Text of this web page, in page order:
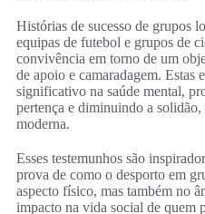
Histórias de sucesso de grupos
equipas de futebol e grupos de
convivência em torno de um
de apoio e camaradagem. Estas
significativo na saúde mental,
pertença e diminuindo a
moderna.
Esses testemunhos são
prova de como o desporto em
aspecto físico, mas também no
impacto na vida social de quem